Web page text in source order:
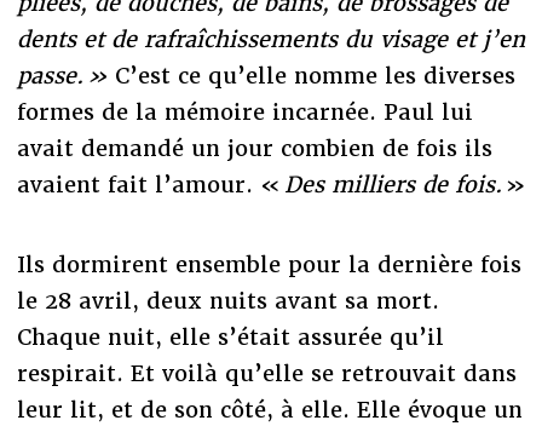
dents et de rafraîchissements du visage et j’en
passe. » C’est ce qu’elle nomme les diverses
formes de la mémoire incarnée. Paul lui
avait demandé un jour combien de fois ils
avaient fait l’amour. « Des milliers de fois. »
Ils dormirent ensemble pour la dernière fois
le 28 avril, deux nuits avant sa mort.
Chaque nuit, elle s’était assurée qu’il
respirait. Et voilà qu’elle se retrouvait dans
leur lit, et de son côté, à elle. Elle évoque un